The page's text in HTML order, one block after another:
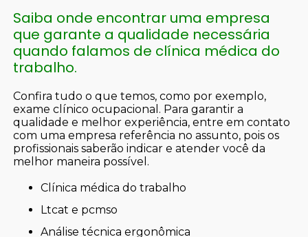
Saiba onde encontrar uma empresa
que garante a qualidade necessária
quando falamos de clínica médica do
trabalho.
Confira tudo o que temos, como por exemplo,
exame clínico ocupacional. Para garantir a
qualidade e melhor experiência, entre em contato
com uma empresa referência no assunto, pois os
profissionais saberão indicar e atender você da
melhor maneira possível.
clínica médica do trabalho
ltcat e pcmso
análise técnica ergonômica